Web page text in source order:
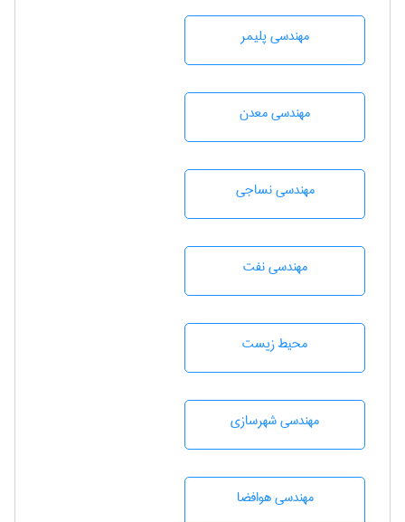
مهندسی پليمر
مهندسی معدن
مهندسي نساجی
مهندسی نفت
محيط زيست
مهندسی شهرسازی
مهندسی هوافضا